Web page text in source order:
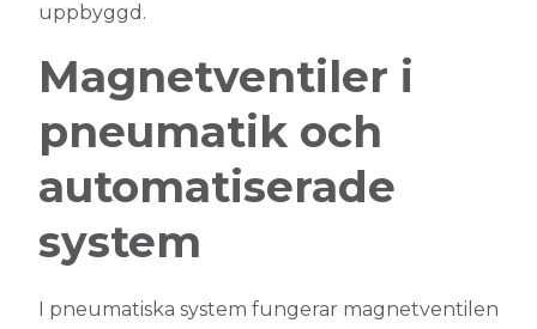
uppbyggd.
Magnetventiler i
pneumatik och
automatiserade
system
I pneumatiska system fungerar magnetventilen